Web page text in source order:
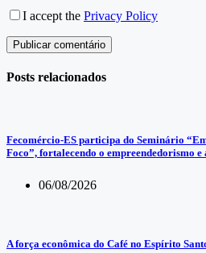
I accept the Privacy Policy
Publicar comentário
Posts relacionados
Fecomércio-ES participa do Seminário
Foco”, fortalecendo o empreendedorismo
06/08/2026
A força econômica do Café no Espírito